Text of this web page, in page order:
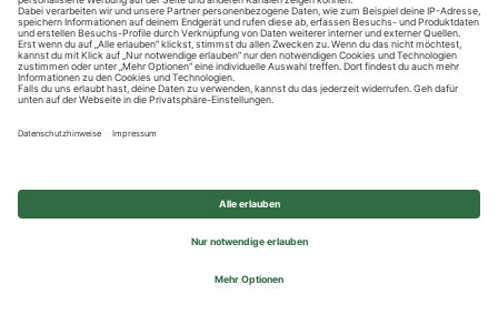
Impressum
Privatsphäre-Einstellungen
© 2026 REWE Group - All rights reserved